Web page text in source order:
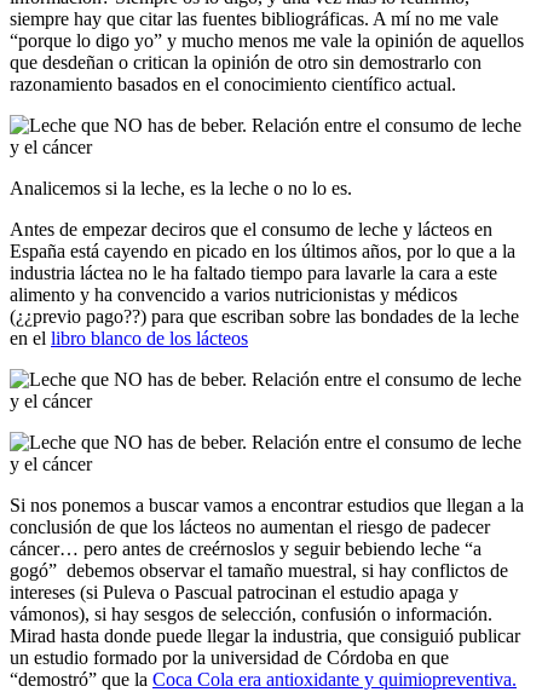
siempre hay que citar las fuentes bibliográficas. A mí no me vale
“porque lo digo yo” y mucho menos me vale la opinión de aquellos
que desdeñan o critican la opinión de otro sin demostrarlo con
razonamiento basados en el conocimiento científico actual.
Analicemos si la leche, es la leche o no lo es.
Antes de empezar deciros que el consumo de leche y lácteos en
España está cayendo en picado en los últimos años, por lo que a la
industria láctea no le ha faltado tiempo para lavarle la cara a este
alimento y ha convencido a varios nutricionistas y médicos
(¿¿previo pago??) para que escriban sobre las bondades de la leche
en el libro blanco de los lácteos
Si nos ponemos a buscar vamos a encontrar estudios que llegan a la
conclusión de que los lácteos no aumentan el riesgo de padecer
cáncer… pero antes de creérnoslos y seguir bebiendo leche “a
gogó” debemos observar el tamaño muestral, si hay conflictos de
intereses (si Puleva o Pascual patrocinan el estudio apaga y
vámonos), si hay sesgos de selección, confusión o información.
Mirad hasta donde puede llegar la industria, que consiguió publicar
un estudio formado por la universidad de Córdoba en que
“demostró” que la Coca Cola era antioxidante y quimiopreventiva.